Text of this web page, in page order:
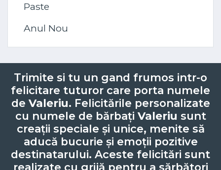
Paste
Anul Nou
Trimite si tu un gand frumos intr-o
felicitare tuturor care porta numele
de Valeriu. Felicitările personalizate
cu numele de bărbați Valeriu sunt
creații speciale și unice, menite să
aducă bucurie și emoții pozitive
destinatarului. Aceste felicitări sunt
realizate cu grijă pentru a sărbători